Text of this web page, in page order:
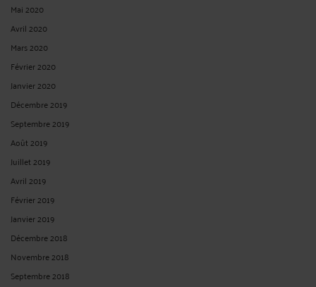
Mai 2020
Avril 2020
Mars 2020
Février 2020
Janvier 2020
Décembre 2019
Septembre 2019
Août 2019
Juillet 2019
Avril 2019
Février 2019
Janvier 2019
Décembre 2018
Novembre 2018
Septembre 2018